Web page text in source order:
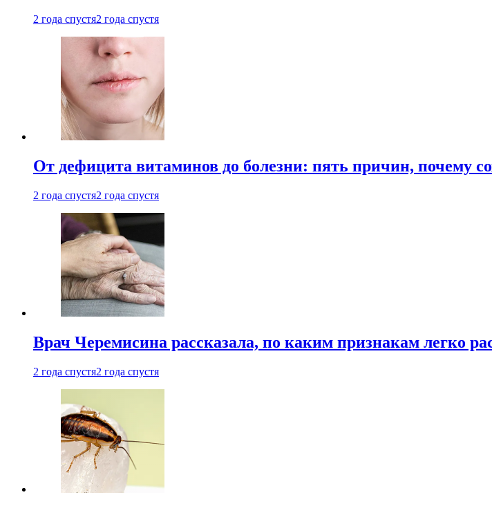
2 года спустя2 года спустя
От дефицита витаминов до болезни: пять причин, почему
2 года спустя2 года спустя
Врач Черемисина рассказала, по каким признакам легко
2 года спустя2 года спустя